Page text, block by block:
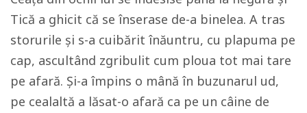
Tică a ghicit că se înserase de-a binelea. A tras
storurile și s-a cuibărit înăuntru, cu plapuma pe
cap, ascultând zgribulit cum ploua tot mai tare
pe afară. Și-a împins o mână în buzunarul ud,
pe cealaltă a lăsat-o afară ca pe un câine de